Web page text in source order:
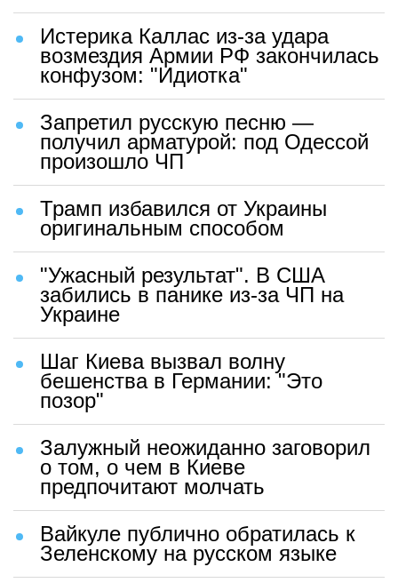
Истерика Каллас из-за удара
возмездия Армии РФ закончилась
конфузом: "Идиотка"
Запретил русскую песню —
получил арматурой: под Одессой
произошло ЧП
Трамп избавился от Украины
оригинальным способом
"Ужасный результат". В США
забились в панике из-за ЧП на
Украине
Шаг Киева вызвал волну
бешенства в Германии: "Это
позор"
Залужный неожиданно заговорил
о том, о чем в Киеве
предпочитают молчать
Вайкуле публично обратилась к
Зеленскому на русском языке